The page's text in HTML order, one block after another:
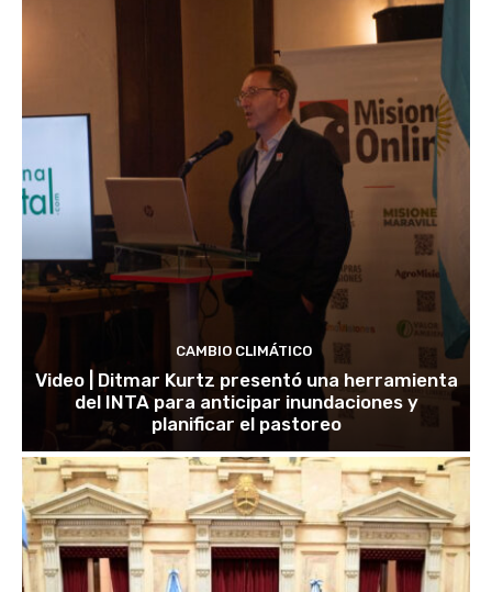
CAMBIO CLIMÁTICO
Video | Ditmar Kurtz presentó una herramienta
del INTA para anticipar inundaciones y
planificar el pastoreo